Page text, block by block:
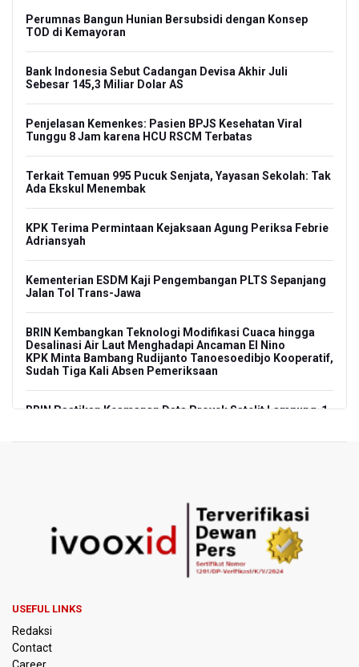
Perumnas Bangun Hunian Bersubsidi dengan Konsep
TOD di Kemayoran
Bank Indonesia Sebut Cadangan Devisa Akhir Juli
Sebesar 145,3 Miliar Dolar AS
Penjelasan Kemenkes: Pasien BPJS Kesehatan Viral
Tunggu 8 Jam karena HCU RSCM Terbatas
Terkait Temuan 995 Pucuk Senjata, Yayasan Sekolah: Tak
Ada Ekskul Menembak
KPK Terima Permintaan Kejaksaan Agung Periksa Febrie
Adriansyah
Kementerian ESDM Kaji Pengembangan PLTS Sepanjang
Jalan Tol Trans-Jawa
BRIN Kembangkan Teknologi Modifikasi Cuaca hingga
Desalinasi Air Laut Menghadapi Ancaman El Nino
KPK Minta Bambang Rudijanto Tanoesoedibjo Kooperatif,
Sudah Tiga Kali Absen Pemeriksaan
BRIN Pastikan Keamanan Data Proyek Satelit Lampung-1
Kuasa Hukum Klaim 995 Airsoft Gun di Sekolah Swasta
Jaksel Berizin, Bantah Kepemilikan Senjata Api dan
Narkoba
Menperin Sebut Insentif Kendaraan Listrik untuk Produk
USEFUL LINKS
Redaksi
Contact
Career